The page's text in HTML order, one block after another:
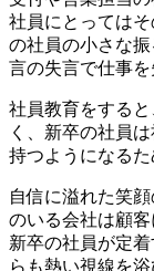
社員にとっては
の社員の小さな
言の失言で仕事を
社員教育をする
く、新卒の社員
持つようになるた
自信に溢れた笑
のいる会社は顧客
新卒の社員が定
らも熱い視線を浴